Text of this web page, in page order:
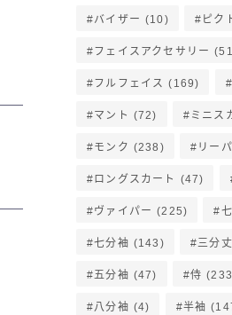
バイザー (10) ピク
フェイスアクセサリー
フルフェイス (169)
マント (72) ミニス
モンク (238) リー
ロングスカート (47)
ヴァイパー (225)
七分袖 (143) 三分丈
五分袖 (47) 侍
八分袖 (4) 半袖